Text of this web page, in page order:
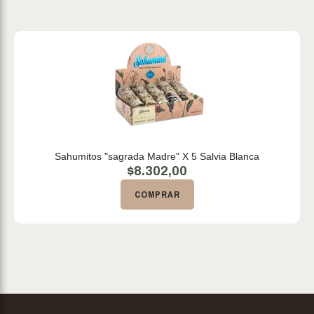
Sahumitos "sagrada Madre" X 5 Salvia Blanca
$8.302,00
COMPRAR